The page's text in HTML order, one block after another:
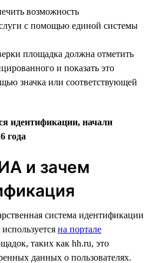
возможность
с помощью единой системы
площадка должна отметить
и показать это
значка или соответствующей
идентификации, начали
года
и зачем
система идентификации
на портале
таких как hh.ru, это
данных о пользователях.